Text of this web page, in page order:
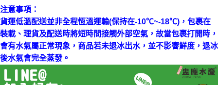
注意事項：
貨運低溫配送並非全程恆溫運輸(保持在-10℃~-18℃)，包裹在
裝載、理貨及配送時將短時間接觸外部空氣，故當包裹打開時，
會有水氣屬正常現象，商品若未退冰出水，並不影響鮮度，退冰
後水氣會完全蒸發。